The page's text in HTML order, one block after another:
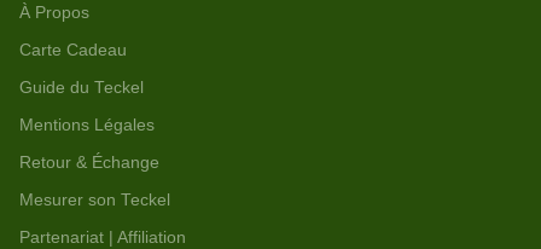
À Propos
Carte Cadeau
Guide du Teckel
Mentions Légales
Retour & Échange
Mesurer son Teckel
Partenariat | Affiliation